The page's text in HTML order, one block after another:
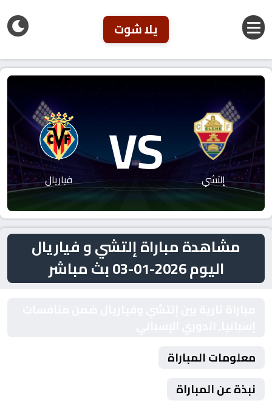
يلا شوت
إلتشي VS فياريال
مشاهدة مباراة إلتشي و فياريال
اليوم 2026-01-03 بث مباشر
معلومات المباراة
نبذة عن المباراة